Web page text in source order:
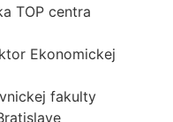
TOP centra
Ekonomickej
fakulty